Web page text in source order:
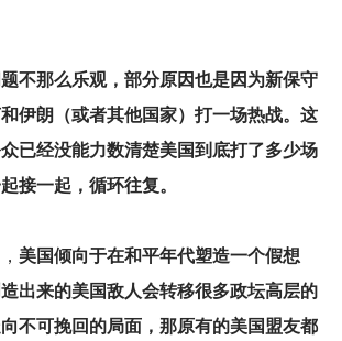
不那么乐观，部分原因也是因为新保守
伊朗（或者其他国家）打一场热战。这
已经没能力数清楚美国到底打了多少场
接一起，循环往复。
美国倾向于在和平年代塑造一个假想
出来的美国敌人会转移很多政坛高层的
不可挽回的局面，那原有的美国盟友都